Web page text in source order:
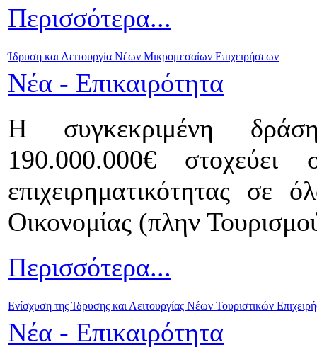
Περισσότερα...
Ίδρυση και Λειτουργία Νέων Μικρομεσαίων Επιχειρήσεων
Νέα - Επικαιρότητα
Η συγκεκριμένη
190.000.000€ στοχεύει
επιχειρηματικότητας σε
Οικονομίας (πλην
Περισσότερα...
Ενίσχυση της Ίδρυσης και Λειτουργίας Νέων Τουριστικών
Νέα - Επικαιρότητα